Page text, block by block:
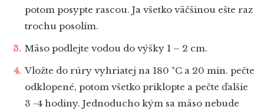
potom posypte rascou. Ja všetko väčšinou ešte raz
trochu posolím.
Mäso podlejte vodou do výšky 1 – 2 cm.
Vložte do rúry vyhriatej na 180 °C a 20 min. pečte
odklopené, potom všetko priklopte a pečte ďalšie
3 -4 hodiny. Jednoducho kým sa mäso nebude